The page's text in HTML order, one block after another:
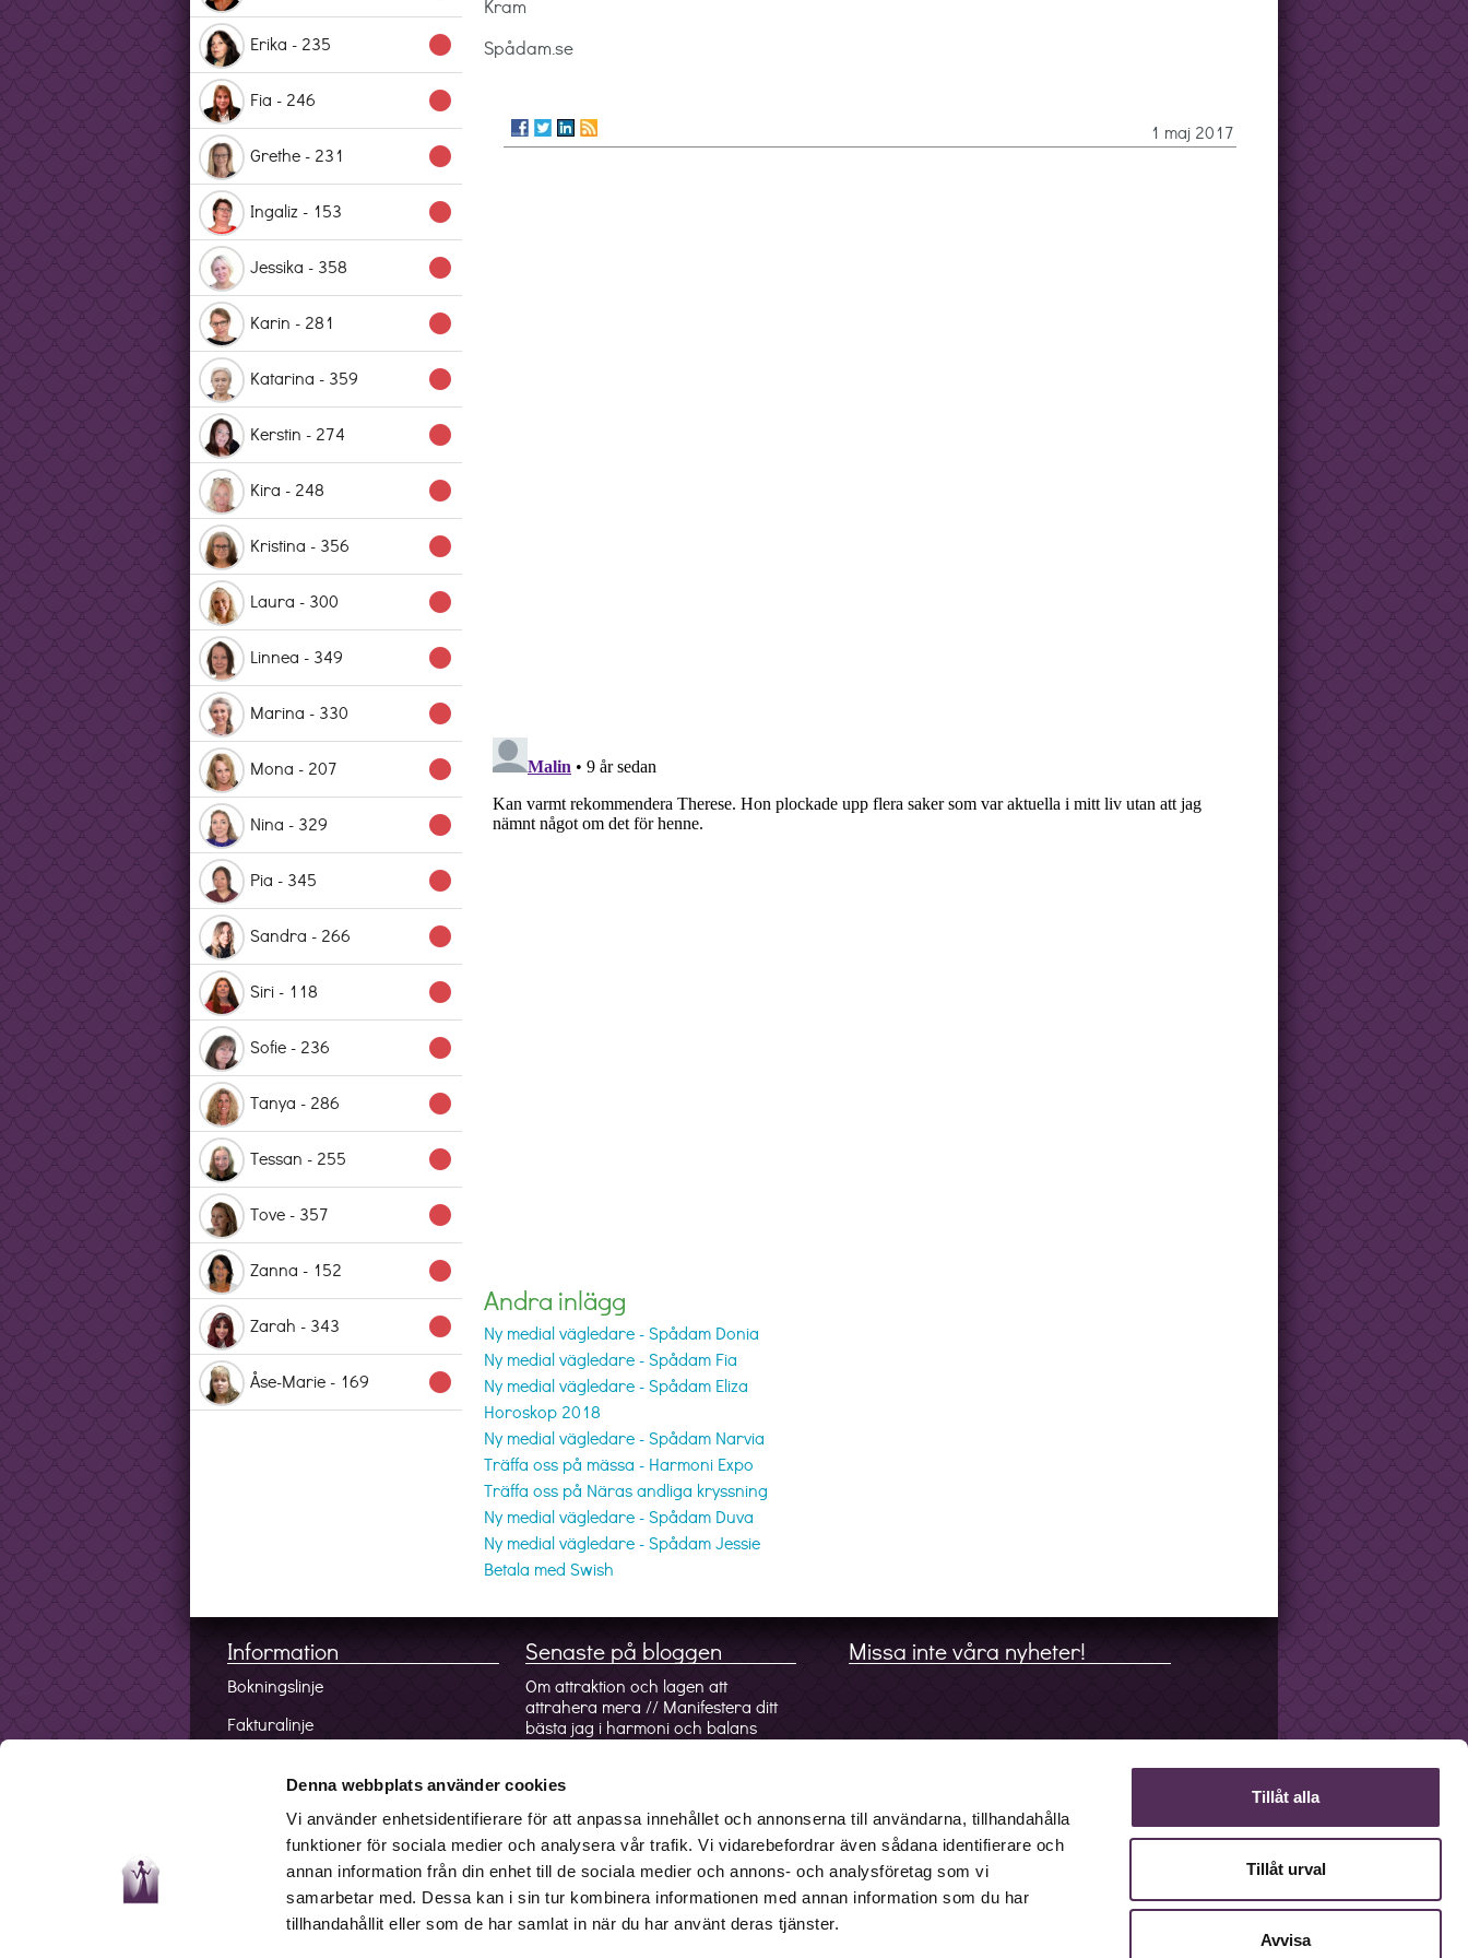
Denna webbplats använder cookies
Vi använder enhetsidentifierare för att anpassa innehållet och annonserna till användarna, tillhandahålla
funktioner för sociala medier och analysera vår trafik. Vi vidarebefordrar även sådana identifierare och
annan information från din enhet till de sociala medier och annons- och analysföretag som vi
samarbetar med. Dessa kan i sin tur kombinera informationen med annan information som du har
tillhandahållit eller som de har samlat in när du har använt deras tjänster.
Tillåt alla
Tillåt urval
Avvisa
Erika - 235 lens
Fia - 246 lens
Grethe - 231 lens
Ingaliz - 153 lens
Jessika - 358 lens
Karin - 281 lens
Katarina - 359 lens
Kerstin - 274 lens
Kira - 248 lens
Kristina - 356 lens
Laura - 300 lens
Linnea - 349 lens
Marina - 330 lens
Mona - 207 lens
Nina - 329 lens
Pia - 345 lens
Sandra - 266 lens
Siri - 118 lens
Sofie - 236 lens
Tanya - 286 lens
Tessan - 255 lens
Tove - 357 lens
Zanna - 152 lens
Zarah - 343 lens
Åse-Marie - 169 lens
Kram
Spådam.se
1 maj 2017
Andra inlägg
Ny medial vägledare - Spådam Donia
Ny medial vägledare - Spådam Fia
Ny medial vägledare - Spådam Eliza
Horoskop 2018
Ny medial vägledare - Spådam Narvia
Träffa oss på mässa - Harmoni Expo
Träffa oss på Näras andliga kryssning
Ny medial vägledare - Spådam Duva
Ny medial vägledare - Spådam Jessie
Betala med Swish
Information
Bokningslinje
Fakturalinje
Spådom via mail
Allmänna villkor
Jobba på Spådam.se
Senaste på bloggen
Om attraktion och lagen att
attrahera mera // Manifestera ditt
bästa jag i harmoni och balans
feb-17 mars
Vishetens lykta - klarhet och inre
kunskap
Nymånen och andligheten i
Rönnens tid 21 jan-17 feb
Missa inte våra nyheter!